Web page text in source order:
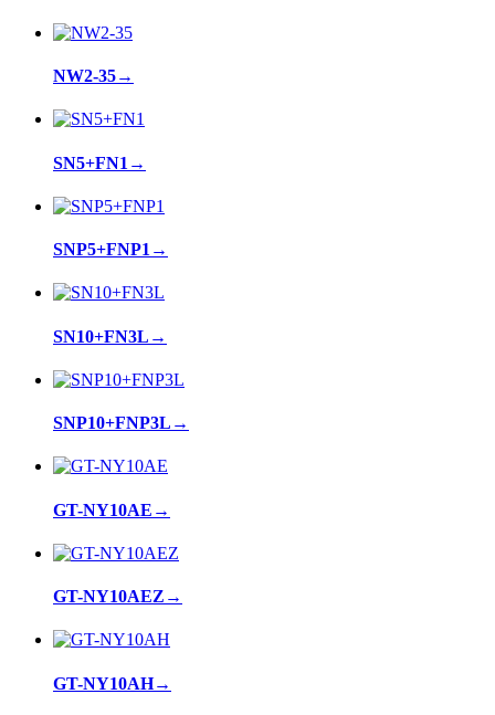
NW2-35→
SN5+FN1 →
SNP5+FNP1 →
SN10+FN3L →
SNP10+FNP3L →
GT-NY10AE →
GT-NY10AEZ →
GT-NY10AH→